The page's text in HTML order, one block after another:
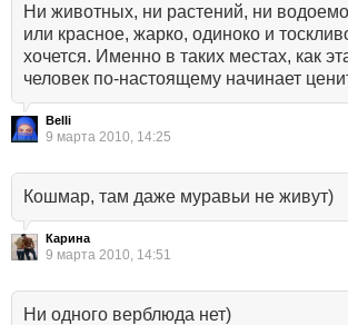
Ни животных, ни растений, ни
или красное, жарко, одиноко и
хочется. Именно в таких местах, как
человек по-настоящему начинает
Belli
9 марта 2010, 14:25
Кошмар, там даже муравьи не живут)
Карина
9 марта 2010, 14:51
Ни одного верблюда нет)